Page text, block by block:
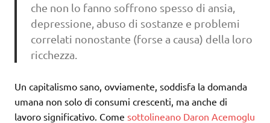
che non lo fanno soffrono spesso di ansia,
depressione, abuso di sostanze e problemi
correlati nonostante (forse a causa) della loro
ricchezza.
Un capitalismo sano, ovviamente, soddisfa la domanda
umana non solo di consumi crescenti, ma anche di
lavoro significativo. Come sottolineano Daron Acemoglu